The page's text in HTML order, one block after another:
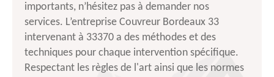
importants, n’hésitez pas à demander nos
services. L’entreprise Couvreur Bordeaux 33
intervenant à 33370 a des méthodes et des
techniques pour chaque intervention spécifique.
Respectant les règles de l'art ainsi que les normes